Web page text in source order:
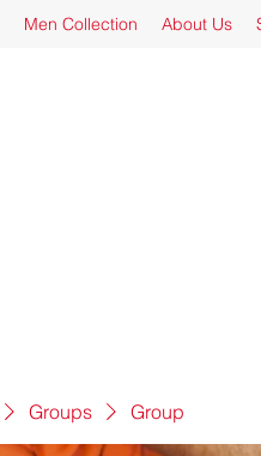
Men Collection About Us
Groups Group